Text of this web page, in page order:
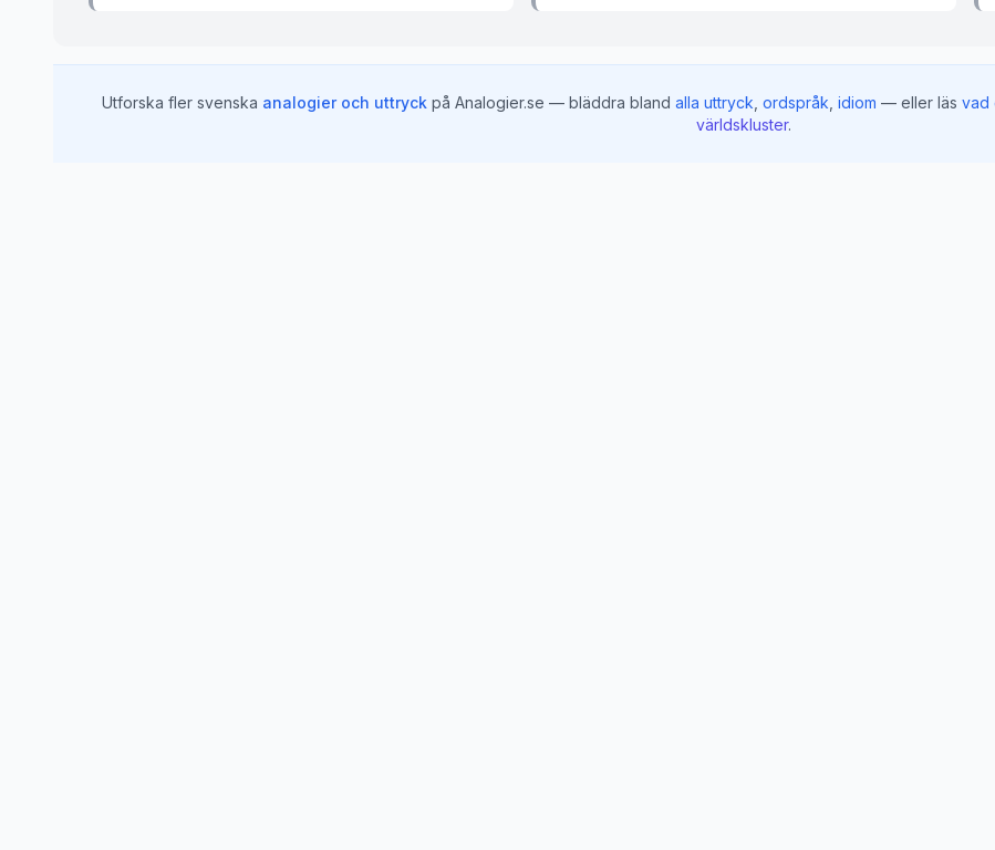
Utforska fler svenska analogier och uttryck på Analogier.se — bläddra bland alla uttryck ordspråk idiom — eller läs vad
världskluster.